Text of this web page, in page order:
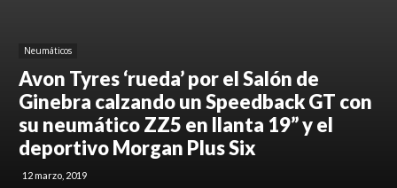
Neumáticos
Avon Tyres ‘rueda’ por el Salón de
Ginebra calzando un Speedback GT con
su neumático ZZ5 en llanta 19” y el
deportivo Morgan Plus Six
12 marzo, 2019